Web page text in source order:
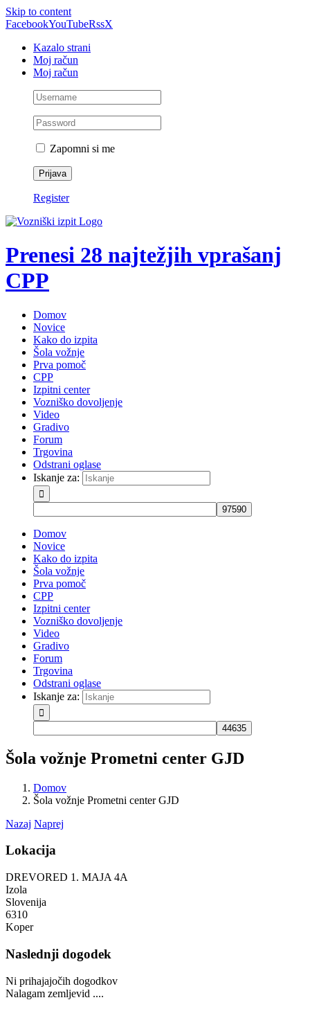
Skip to content
FacebookYouTubeRssX
Kazalo strani
Moj račun
Moj račun
Zapomni si me
Register
Prenesi 28 najtežjih vprašanj
CPP
Domov
Novice
Kako do izpita
Šola vožnje
Prva pomoč
CPP
Izpitni center
Vozniško dovoljenje
Video
Gradivo
Forum
Trgovina
Odstrani oglase
Iskanje za:
Domov
Novice
Kako do izpita
Šola vožnje
Prva pomoč
CPP
Izpitni center
Vozniško dovoljenje
Video
Gradivo
Forum
Trgovina
Odstrani oglase
Iskanje za:
Šola vožnje Prometni center GJD
Domov
Šola vožnje Prometni center GJD
Nazaj Naprej
Lokacija
DREVORED 1. MAJA 4A
Izola
Slovenija
6310
Koper
Naslednji dogodek
Ni prihajajočih dogodkov
Nalagam zemljevid ....